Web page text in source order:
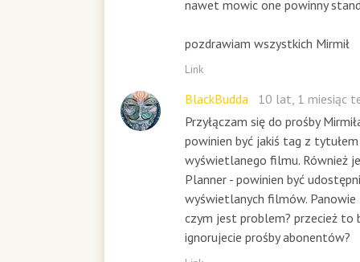
nawet mowic one powinny
pozdrawiam wszystkich Mirmił
Link
BlackBudda
10 lat, 1 miesiąc
Przyłączam się do prośby
powinien być jakiś tag z
wyświetlanego filmu. Również
Planner - powinien być
wyświetlanych filmów. Panowie
czym jest problem? przecież to
ignorujecie prośby abonentów?